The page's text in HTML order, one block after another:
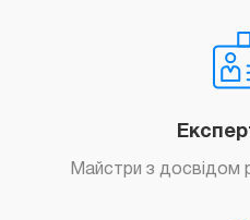
Майстри з досвідом